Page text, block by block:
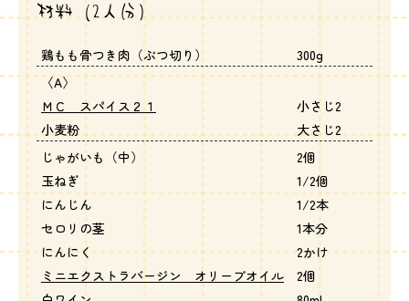
材料（2人分）
鶏もも骨つき肉（ぶつ切り）
300g
〈A〉
ＭＣ スパイス２１
小さじ2
小麦粉
大さじ2
じゃがいも（中）
2個
玉ねぎ
1/2個
にんじん
1/2本
セロリの茎
1本分
にんにく
2かけ
ミニエクストラバージン オリーブオイル
2個